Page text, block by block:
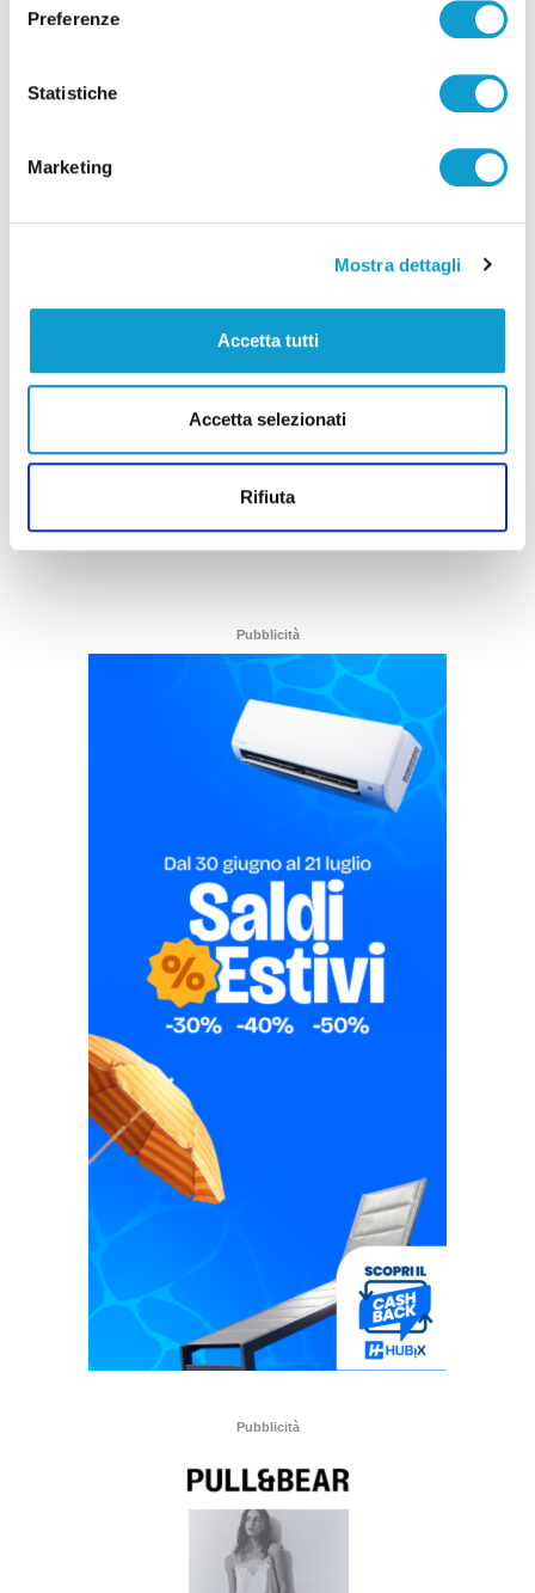
Preferenze
Statistiche
Marketing
Mostra dettagli
Accetta tutti
Accetta selezionati
Rifiuta
Coppa Italia Serie C - Biglietti ancora bloccati
per il derby tra Pescara e Samb: decide il
Pubblicità
Pubblicità